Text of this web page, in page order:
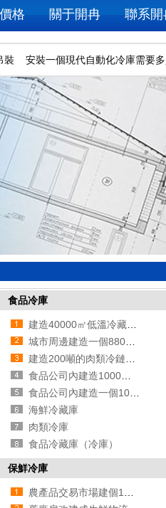
格 關于開冉 聯系開
裝 安裝一個現代自動化冷庫需要
食品冷庫
海鮮冷藏庫
肉類冷庫
食品冷藏庫（冷庫）
保鮮冷庫